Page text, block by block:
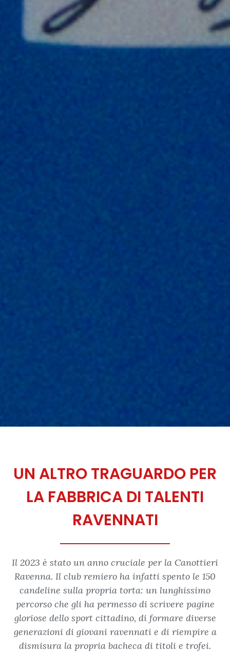
UN ALTRO TRAGUARDO PER
LA FABBRICA DI TALENTI
RAVENNATI
Il 2023 è stato un anno cruciale per la Canottieri
Ravenna. Il club remiero ha infatti spento le 150
candeline sulla propria torta: un lunghissimo
percorso che gli ha permesso di scrivere pagine
gloriose dello sport cittadino, di formare diverse
generazioni di giovani ravennati e di riempire a
dismisura la propria bacheca di titoli e trofei.